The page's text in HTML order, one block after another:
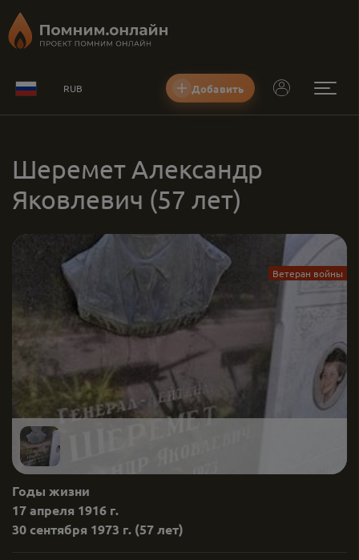
RUB Добавить
Шеремет Александр
Яковлевич (57 лет)
Ветеран войны
Годы жизни
17 апреля 1916 г.
30 сентября 1973 г. (57 лет)